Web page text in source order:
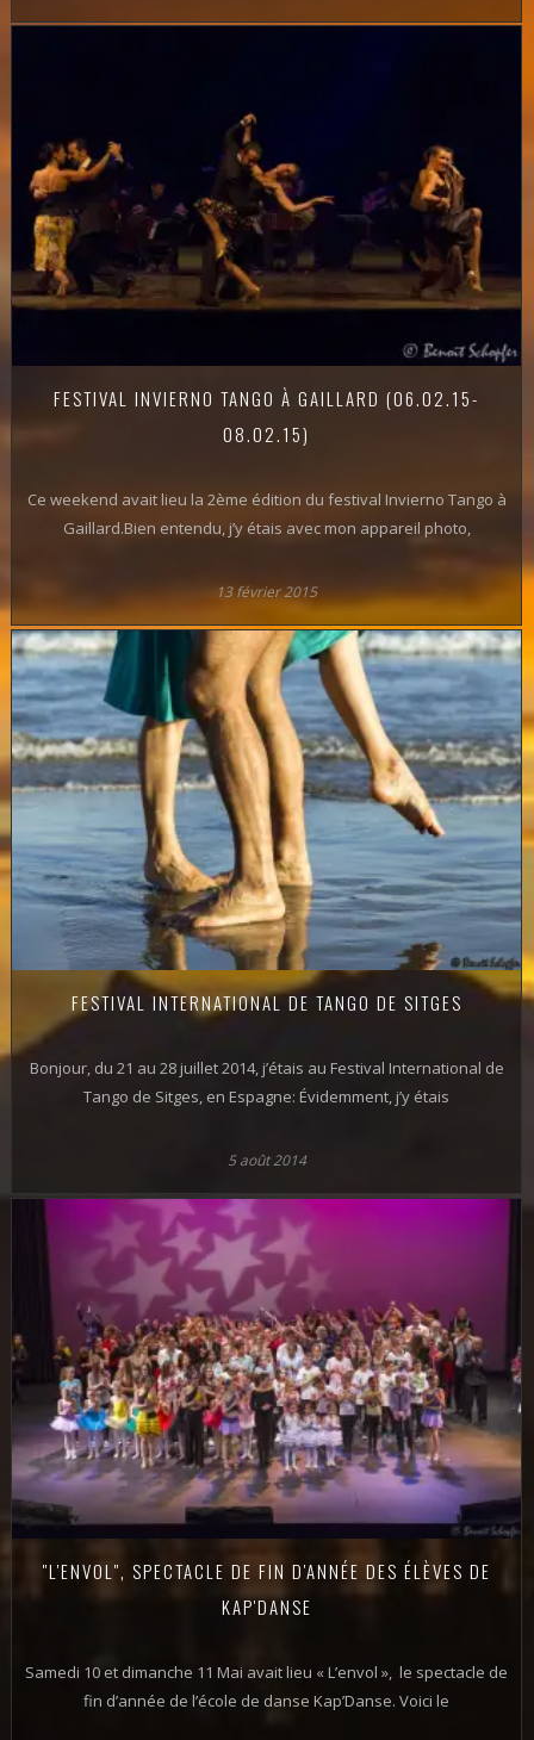
FESTIVAL INVIERNO TANGO À GAILLARD (06.02.15-
08.02.15)
Ce weekend avait lieu la 2ème édition du festival Invierno Tango à
Gaillard.Bien entendu, j’y étais avec mon appareil photo,
13 février 2015
FESTIVAL INTERNATIONAL DE TANGO DE SITGES
Bonjour, du 21 au 28 juillet 2014, j’étais au Festival International de
Tango de Sitges, en Espagne: Évidemment, j’y étais
5 août 2014
"L'ENVOL", SPECTACLE DE FIN D'ANNÉE DES ÉLÈVES DE
KAP'DANSE
Samedi 10 et dimanche 11 Mai avait lieu « L’envol », le spectacle de
fin d’année de l’école de danse Kap’Danse. Voici le